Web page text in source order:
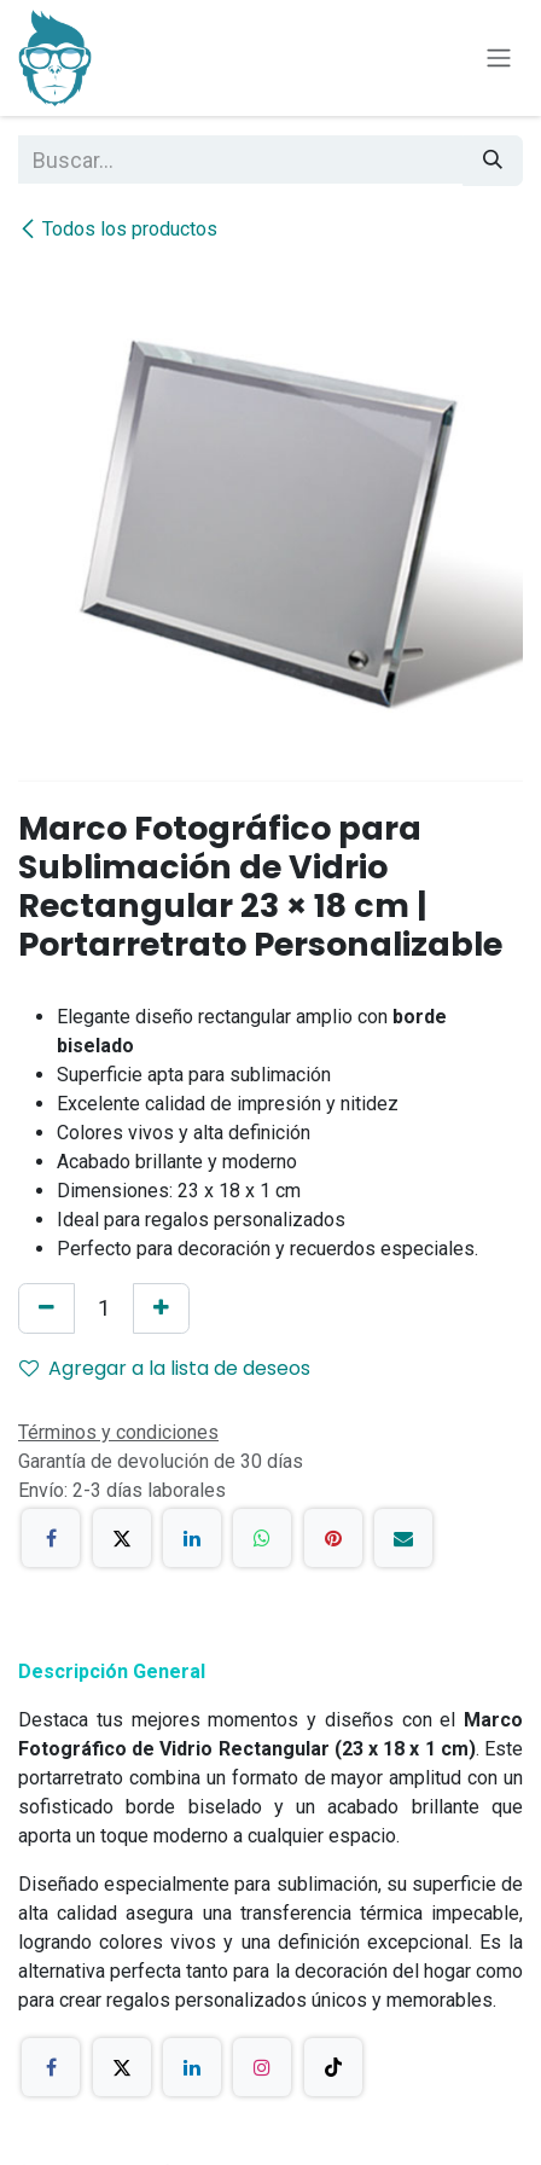
Ir al contenido
Todos los productos
Marco Fotográfico para
Sublimación de Vidrio
Rectangular 23 × 18 cm |
Portarretrato Personalizable
Elegante diseño rectangular amplio con borde
biselado
Superficie apta para sublimación
Excelente calidad de impresión y nitidez
Colores vivos y alta definición
Acabado brillante y moderno
Dimensiones: 23 x 18 x 1 cm
Ideal para regalos personalizados
Perfecto para decoración y recuerdos especiales.
Agregar a la lista de deseos
Términos y condiciones
Garantía de devolución de 30 días
Envío: 2-3 días laborales
Descripción General
Destaca tus mejores momentos y diseños con el Marco
Fotográfico de Vidrio Rectangular (23 x 18 x 1 cm). Este
portarretrato combina un formato de mayor amplitud con un
sofisticado borde biselado y un acabado brillante que
aporta un toque moderno a cualquier espacio.
Diseñado especialmente para sublimación, su superficie de
alta calidad asegura una transferencia térmica impecable,
logrando colores vivos y una definición excepcional. Es la
alternativa perfecta tanto para la decoración del hogar como
para crear regalos personalizados únicos y memorables.